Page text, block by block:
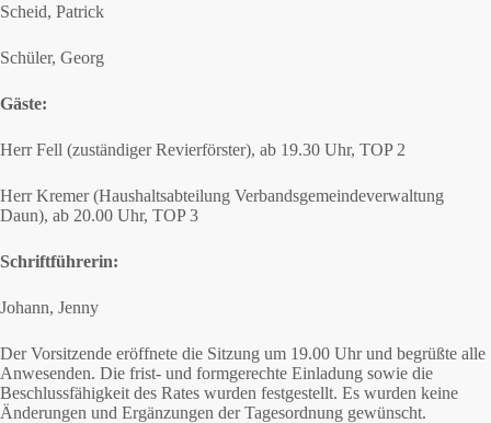
Scheid, Patrick
Schüler, Georg
Gäste:
Herr Fell (zuständiger Revierförster), ab 19.30 Uhr, TOP 2
Herr Kremer (Haushaltsabteilung Verbandsgemeindeverwaltung
Daun), ab 20.00 Uhr, TOP 3
Schriftführerin:
Johann, Jenny
Der Vorsitzende eröffnete die Sitzung um 19.00 Uhr und begrüßte alle
Anwesenden. Die frist- und formgerechte Einladung sowie die
Beschlussfähigkeit des Rates wurden festgestellt. Es wurden keine
Änderungen und Ergänzungen der Tagesordnung gewünscht.